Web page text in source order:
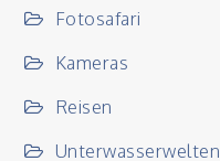
Fotosafari
Kameras
Reisen
Unterwasserwelten